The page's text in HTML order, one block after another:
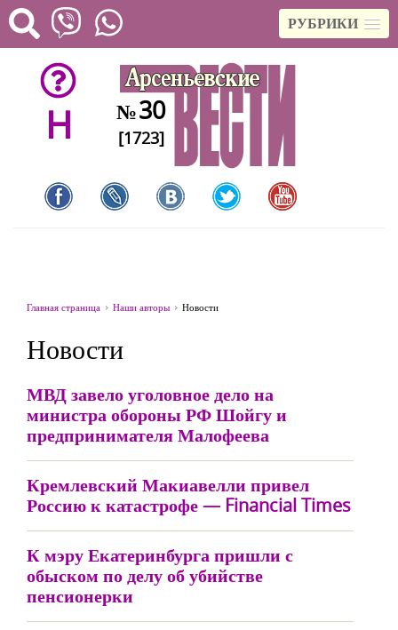
РУБРИКИ
H №30
[1723]
Главная страница Наши авторы Новости
Новости
МВД завело уголовное дело на
министра обороны РФ Шойгу и
предпринимателя Малофеева
Кремлевский Макиавелли привел
Россию к катастрофе — Financial Times
К мэру Екатеринбурга пришли с
обыском по делу об убийстве
пенсионерки